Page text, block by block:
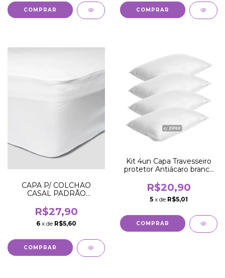
CAPA P/ COLCHAO
CASAL PADRÃO
ÁCARO
R$27,90
6 x de R$5,60
Kit 4un Capa Travesseiro
protetor Antiácaro branco
R$20,90
5 x de R$5,01